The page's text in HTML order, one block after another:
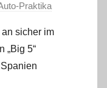
Praktika
sicher im
„Big 5“